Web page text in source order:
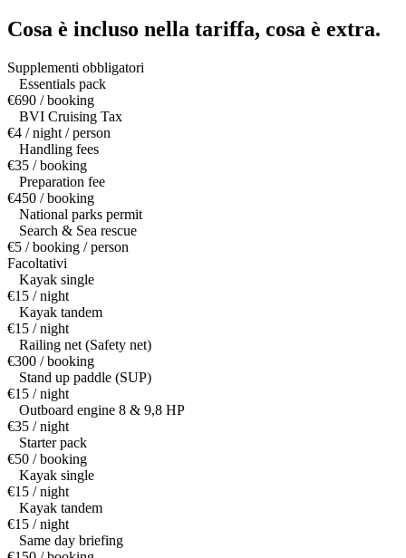
Cosa è incluso nella tariffa, cosa è extra.
Supplementi obbligatori
Essentials pack
€690 / booking
BVI Cruising Tax
€4 / night / person
Handling fees
€35 / booking
Preparation fee
€450 / booking
National parks permit
Search & Sea rescue
€5 / booking / person
Facoltativi
Kayak single
€15 / night
Kayak tandem
€15 / night
Railing net (Safety net)
€300 / booking
Stand up paddle (SUP)
€15 / night
Outboard engine 8 & 9,8 HP
€35 / night
Starter pack
€50 / booking
Kayak single
€15 / night
Kayak tandem
€15 / night
Same day briefing